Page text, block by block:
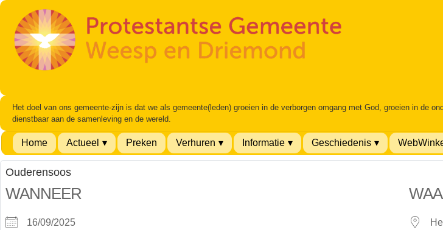
Het doel van ons gemeente-zijn is dat we als gemeente(leden) groeien in de verborgen omgang met God, groeien in de
dienstbaar aan de samenleving en de wereld.
Home Actueel Preken Verhuren Informatie Geschiedenis
Ouderensoos
WANNEER
16/09/2025